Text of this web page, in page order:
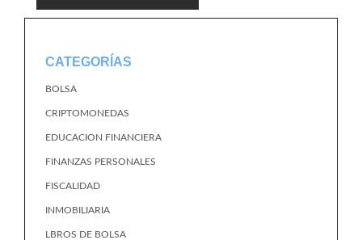
CATEGORÍAS
BOLSA
CRIPTOMONEDAS
EDUCACION FINANCIERA
FINANZAS PERSONALES
FISCALIDAD
INMOBILIARIA
LBROS DE BOLSA